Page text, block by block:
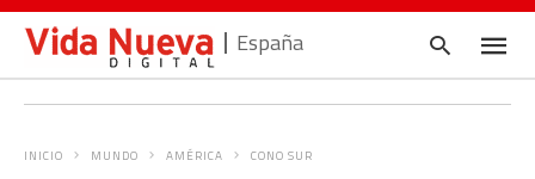
España
INICIO MUNDO AMÉRICA CONO SUR